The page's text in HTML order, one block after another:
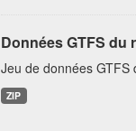
Données GTFS
Jeu de données GTFS
ZIP